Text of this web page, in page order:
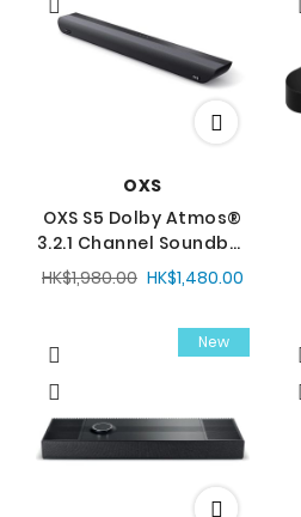
OXS
OXS S5 Dolby Atmos®
3.2.1 Channel Soundbar
一體式家庭影院音響
HK$1,480.00
HK$1,980.00
New